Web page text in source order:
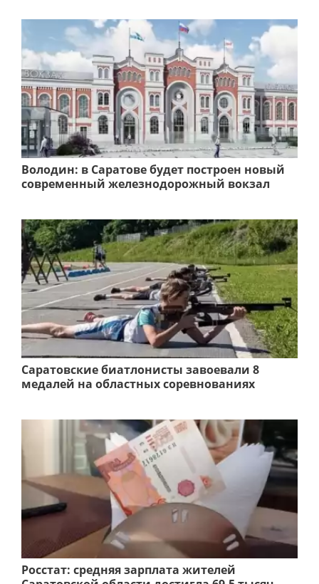
Володин: в Саратове будет построен новый
современный железнодорожный вокзал
Саратовские биатлонисты завоевали 8
медалей на областных соревнованиях
Росстат: средняя зарплата жителей